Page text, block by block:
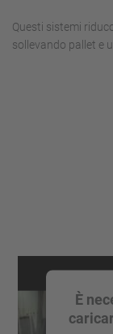
Questi sistemi
sollevando pallet e
È